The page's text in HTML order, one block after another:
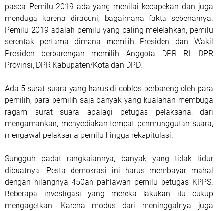
pasca Pemilu 2019 ada yang menilai kecapekan dan juga
menduga karena diracuni, bagaimana fakta sebenarnya.
Pemilu 2019 adalah pemilu yang paling melelahkan, pemilu
serentak pertama dimana memilih Presiden dan Wakil
Presiden berbarengan memilih Anggota DPR RI, DPR
Provinsi, DPR Kabupaten/Kota dan DPD.
Ada 5 surat suara yang harus di coblos berbareng oleh para
pemilih, para pemilih saja banyak yang kualahan membuga
ragam surat suara apalagi petugas pelaksana, dari
mengamankan, menyediakan tempat penmunggutan suara,
mengawal pelaksana pemilu hingga rekapitulasi.
Sungguh padat rangkaiannya, banyak yang tidak tidur
dibuatnya. Pesta demokrasi ini harus membayar mahal
dengan hilangnya 450an pahlawan pemilu petugas KPPS.
Beberapa investigasi yang mereka lakukan itu cukup
mengagetkan. Karena modus dari meninggalnya juga